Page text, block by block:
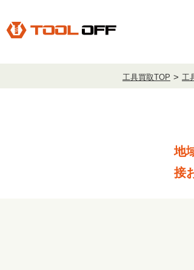
工具買取TOP 工
地
接